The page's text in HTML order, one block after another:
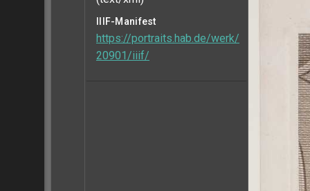
IIIF-Manifest
https://portraits.hab.de/werk/
20901/iiif/